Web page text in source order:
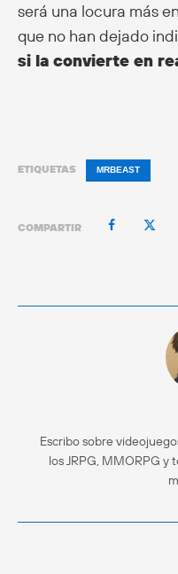
será una locura más
que no han dejado
si la convierte en
ETIQUETAS MRBEAST
COMPARTIR
Escribo sobre
los JRPG, MMORPG y